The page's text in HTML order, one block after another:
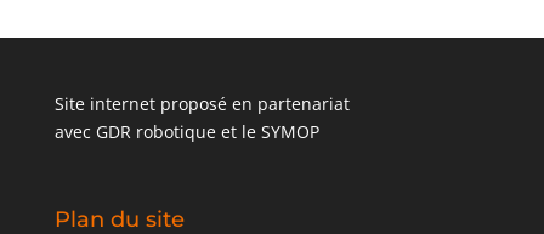
Site internet proposé en partenariat
avec GDR robotiqueet le SYMOP
Plan du site